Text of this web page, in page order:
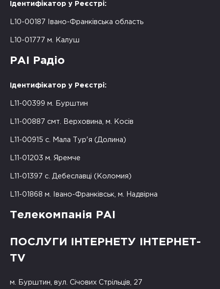
Ідентифікатор у Реєстрі:
L10-00187 Івано-Франківська область
L10-01777 м. Калуш
РАІ Радіо
Ідентифікатор у Реєстрі:
L11-00399 м. Бурштин
L11-00887 смт. Верховина, м. Косів
L11-00915 с. Мала Тур'я (Долина)
L11-01203 м. Яремче
L11-01397 с. Дебеславці (Коломия)
L11-01868 м. Івано-Франківськ, м. Надвірна
Телекомпанія РАІ
ПОСЛУГИ ІНТЕРНЕТУ ІНТЕРНЕТ-
TV
м. Бурштин, вул. Січових Стрільців, 27